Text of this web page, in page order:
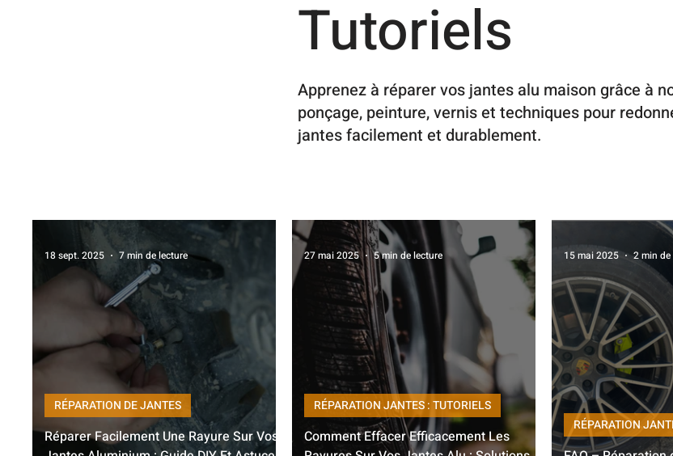
Tutoriels
Apprenez à réparer vos jantes alu maison grâce à
ponçage, peinture, vernis et techniques pour
jantes facilement et durablement.
Réparer Facilement Une Rayure Sur Vos
RÉPARATION DE JANTES
18 sept. 2025 7 min de lecture
Comment Effacer Efficacement Les
RÉPARATION JANTES : TUTORIELS
27 mai 2025 5 min de lecture
RÉPARATION
15 mai 2025 2 min